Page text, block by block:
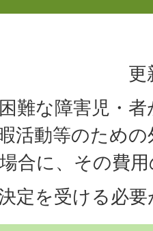
更
難な障害児・
活動等のため
合に、その費
定を受ける必